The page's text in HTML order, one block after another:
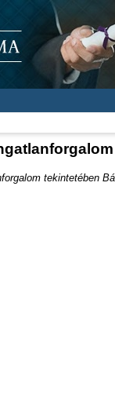
tekintetében